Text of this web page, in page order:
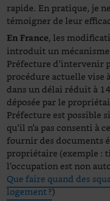
rapide. En pratique, je
témoigner de leur
En France, les
introduit un
Préfecture d’intervenir
procédure actuelle vise
dans un délai réduit à
déposée par le
Préfecture est possible
qu’il n’a pas consenti
fournir des documents
propriétaire (exemple :
l’occupation est non
Que faire quand des
logement ?)